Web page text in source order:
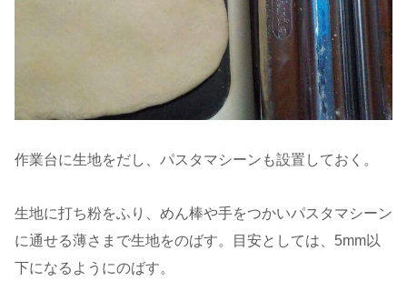
作業台に生地をだし、パスタマシーンも設置しておく。
生地に打ち粉をふり、めん棒や手をつかいパスタマシーン
に通せる薄さまで生地をのばす。目安としては、5mm以
下になるようにのばす。